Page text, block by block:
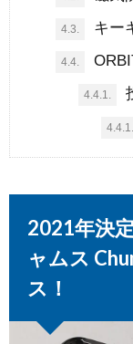
4.3. キー
4.4.
4.4.1.
2021年決
ャムス
ス！